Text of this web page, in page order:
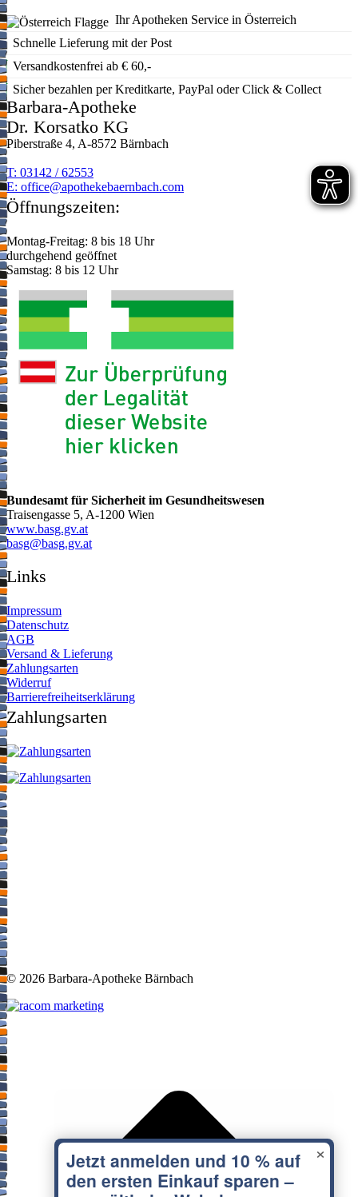
×
Ihr Apotheken Service in Österreich
Schnelle Lieferung mit der Post
Versandkostenfrei ab € 60,-
Sicher bezahlen per Kreditkarte, PayPal oder Click & Collect
Barbara-Apotheke
Dr. Korsatko KG
Piberstraße 4, A-8572 Bärnbach
T: 03142 / 62553
E: moc.hcabnreabekehtopa@eciffo
Öffnungszeiten:
Montag-Freitag: 8 bis 18 Uhr
durchgehend geöffnet
Samstag: 8 bis 12 Uhr
Bundesamt für Sicherheit im Gesundheitswesen
Traisengasse 5, A-1200 Wien
www.basg.gv.at
ta.vg.gsab@gsab
Links
Impressum
Datenschutz
AGB
Versand & Lieferung
Zahlungsarten
Widerruf
Barrierefreiheitserklärung
Zahlungsarten
© 2026 Barbara-Apotheke Bärnbach